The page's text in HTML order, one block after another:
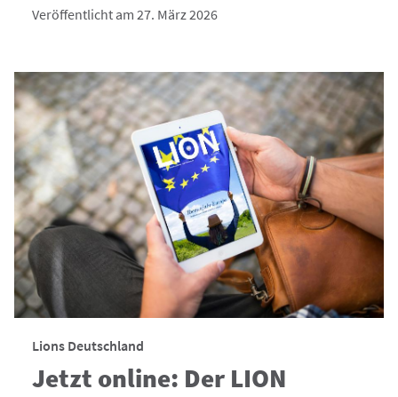
Veröffentlicht am 27. März 2026
Lions Deutschland
Jetzt online: Der LION